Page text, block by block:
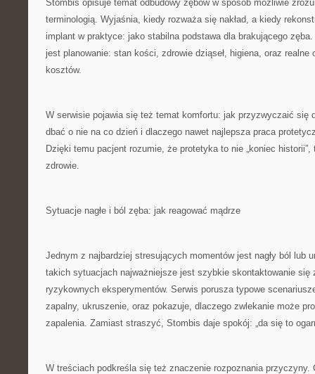
Stombis opisuje temat odbudowy zębów w sposób możliwie
terminologią. Wyjaśnia, kiedy rozważa się nakład, a kiedy
implant w praktyce: jako stabilna podstawa dla brakującego
jest planowanie: stan kości, zdrowie dziąseł, higiena, oraz
kosztów.
W serwisie pojawia się też temat komfortu: jak przyzwyczaić się
dbać o nie na co dzień i dlaczego nawet najlepsza praca
Dzięki temu pacjent rozumie, że protetyka to nie „koniec
zdrowie.
Sytuacje nagłe i ból zęba: jak reagować mądrze
Jednym z najbardziej stresujących momentów jest nagły ból lub
takich sytuacjach najważniejsze jest szybkie skontaktowanie się
ryzykownych eksperymentów. Serwis porusza typowe
zapalny, ukruszenie, oraz pokazuje, dlaczego zwlekanie może
zapalenia. Zamiast straszyć, Stombis daje spokój: „da się to
W treściach podkreśla się też znaczenie rozpoznania przyczyny.